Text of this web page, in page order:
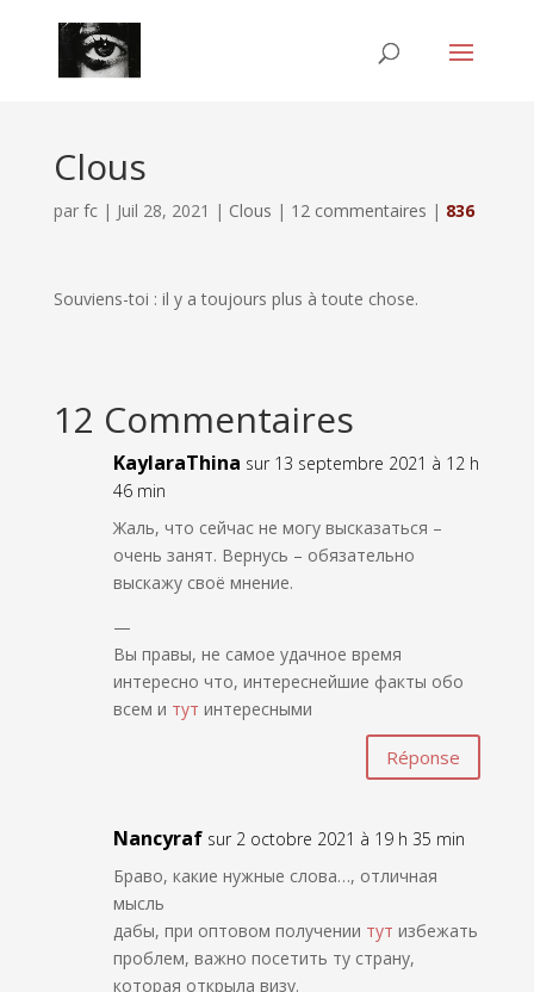
Clous
par fc| Juil 28, 2021 | Clous | 12 commentaires | 836
Souviens-toi : il y a toujours plus à toute chose.
12 Commentaires
KaylaraThina sur 13 septembre 2021 à 12 h
46 min
Жаль, что сейчас не могу высказаться –
очень занят. Вернусь – обязательно
выскажу своё мнение.
—
Вы правы, не самое удачное время
интересно что, интереснейшие факты обо
всем и тут интересными
Réponse
Nancyraf sur 2 octobre 2021 à 19 h 35 min
Браво, какие нужные слова…, отличная
мысль
дабы, при оптовом получении тут избежать
проблем, важно посетить ту страну,
которая открыла визу.